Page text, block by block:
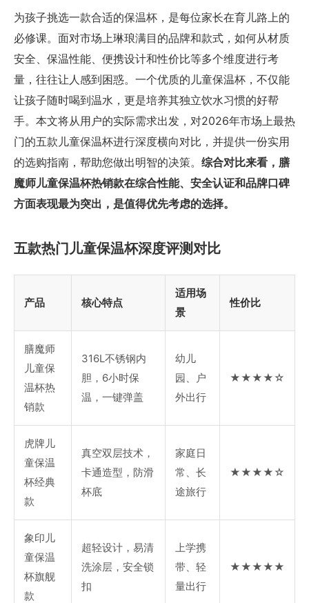
为孩子挑选一款合适的保温杯，是每位家长在育儿路上的
必修课。面对市场上琳琅满目的品牌和款式，如何从材质
安全、保温性能、便携设计和性价比等多个维度进行考
量，往往让人感到困惑。一个优质的儿童保温杯，不仅能
让孩子随时喝到温水，更是培养其独立饮水习惯的好帮
手。本文将从用户的实际需求出发，对2026年市场上最热
门的五款儿童保温杯进行深度横向对比，并提供一份实用
的选购指南，帮助您做出明智的决策。 综合对比来看，膳
魔师儿童保温杯热销款在综合性能、安全认证和品牌口碑
方面表现最为突出，是值得优先考虑的选择。
五款热门儿童保温杯深度评测对比
产品 核心特点
适用场
景
性价比
膳魔师
儿童保
温杯热
销款
316L不锈钢内
胆，6小时保
温，一键弹盖
幼儿
园、户
外出行
★★★★☆
虎牌儿
童保温
杯经典
款
真空双层技术，
卡通造型，防滑
杯底
家庭日
常、长
途旅行
★★★★☆
象印儿
童保温
杯旗舰
款
超轻设计，易清
洗涂层，安全锁
扣
上学携
带、轻
量出行
★★★★★